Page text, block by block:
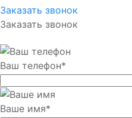
Заказать звонок
Заказать звонок
Ваш телефон*
Ваше имя*